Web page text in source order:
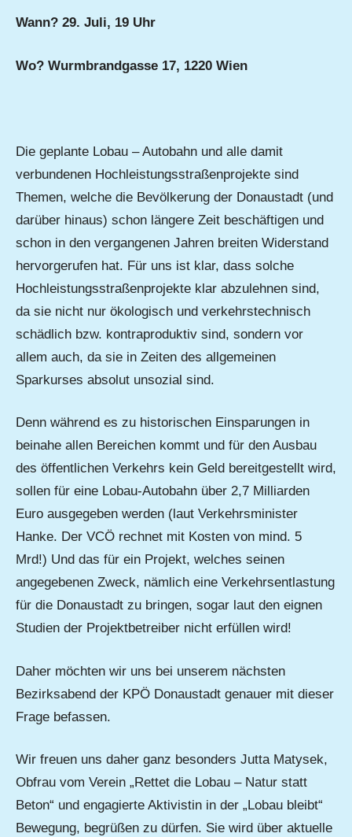
Wann? 29. Juli, 19 Uhr
Wo? Wurmbrandgasse 17, 1220 Wien
Die geplante Lobau – Autobahn und alle damit
verbundenen Hochleistungsstraßenprojekte sind
Themen, welche die Bevölkerung der Donaustadt (und
darüber hinaus) schon längere Zeit beschäftigen und
schon in den vergangenen Jahren breiten Widerstand
hervorgerufen hat. Für uns ist klar, dass solche
Hochleistungsstraßenprojekte klar abzulehnen sind,
da sie nicht nur ökologisch und verkehrstechnisch
schädlich bzw. kontraproduktiv sind, sondern vor
allem auch, da sie in Zeiten des allgemeinen
Sparkurses absolut unsozial sind.
Denn während es zu historischen Einsparungen in
beinahe allen Bereichen kommt und für den Ausbau
des öffentlichen Verkehrs kein Geld bereitgestellt wird,
sollen für eine Lobau-Autobahn über 2,7 Milliarden
Euro ausgegeben werden (laut Verkehrsminister
Hanke. Der VCÖ rechnet mit Kosten von mind. 5
Mrd!) Und das für ein Projekt, welches seinen
angegebenen Zweck, nämlich eine Verkehrsentlastung
für die Donaustadt zu bringen, sogar laut den eignen
Studien der Projektbetreiber nicht erfüllen wird!
Daher möchten wir uns bei unserem nächsten
Bezirksabend der KPÖ Donaustadt genauer mit dieser
Frage befassen.
Wir freuen uns daher ganz besonders Jutta Matysek,
Obfrau vom Verein „Rettet die Lobau – Natur statt
Beton“ und engagierte Aktivistin in der „Lobau bleibt“
Bewegung, begrüßen zu dürfen. Sie wird über aktuelle